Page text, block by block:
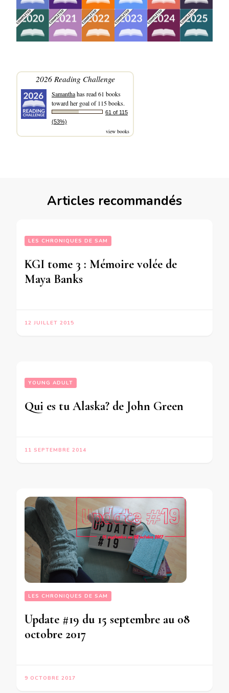
2026 Reading Challenge
Samanthahas read 61 books
toward her goal of 115 books.
61 of 115
(53%)
view books
Articles recommandés
LES CHRONIQUES DE SAM
KGI tome 3 : Mémoire volée de
Maya Banks
12 JUILLET 2015
YOUNG ADULT
Qui es tu Alaska? de John Green
11 SEPTEMBRE 2014
LES CHRONIQUES DE SAM
Update #19 du 15 septembre au 08
octobre 2017
9 OCTOBRE 2017